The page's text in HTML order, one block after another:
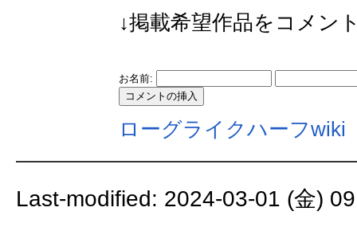
↓掲載希望作品をコメン
お名前:
ローグライクハーフwiki
Last-modified: 2024-03-01 (金)